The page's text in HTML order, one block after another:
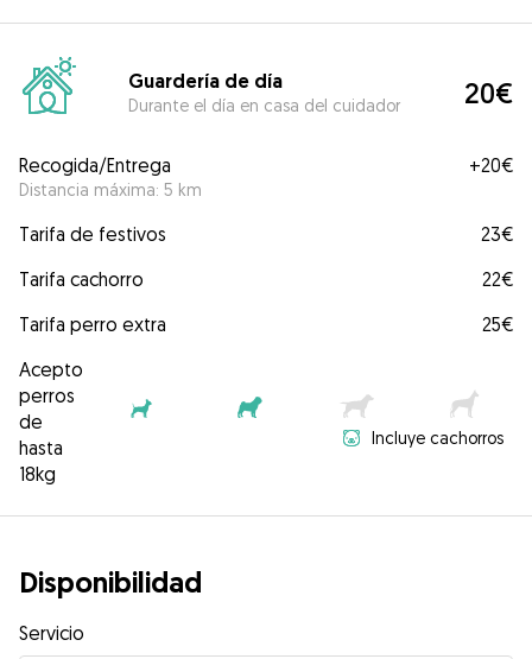
Guardería de día
Durante el día en casa del cuidador 20€
Recogida/Entrega
Distancia máxima: 5 km
+20€
Tarifa de festivos
23€
Tarifa cachorro
22€
Tarifa perro extra
25€
Acepto
perros
de
hasta
18kg
Incluye cachorros
Disponibilidad
Servicio